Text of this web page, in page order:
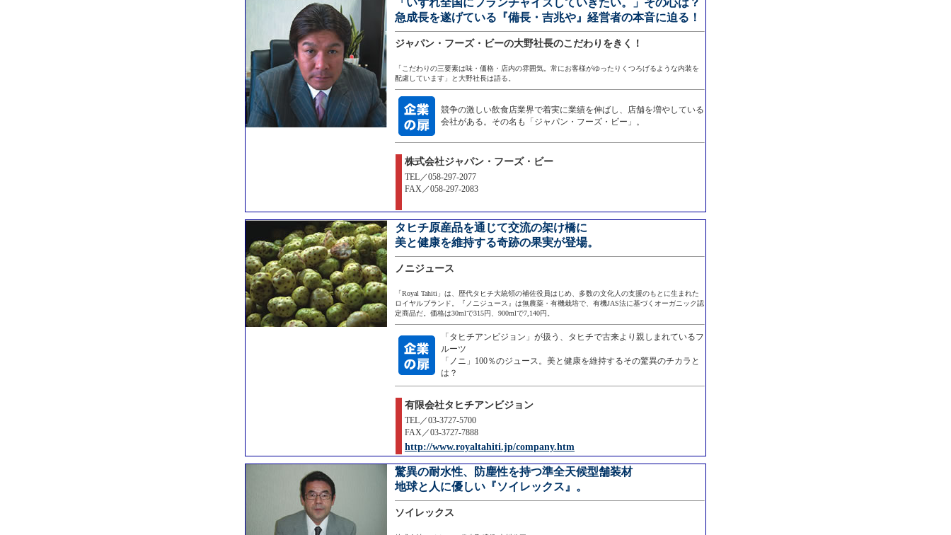
「いずれ全国にフランチャイズしていきたい。」その心は？
急成長を遂げている『備長・吉兆や』経営者の本音に迫る！
ジャパン・フーズ・ビーの大野社長のこだわりをきく！
「こだわりの三要素は味・価格・店内の雰囲気。常にお客様がゆったりくつろげるような内装を
配慮しています」と大野社長は語る。
競争の激しい飲食店業界で着実に業績を伸ばし、店舗を増やしている
会社がある。その名も「ジャパン・フーズ・ビー」。
株式会社ジャパン・フーズ・ビー
TEL／058-297-2077
FAX／058-297-2083
タヒチ原産品を通じて交流の架け橋に
美と健康を維持する奇跡の果実が登場。
ノニジュース
「Royal Tahiti」は、歴代タヒチ大統領の補佐役員はじめ、多数の文化人の支援のもとに生まれた
ロイヤルブランド。『ノニジュース』は無農薬・有機栽培で、有機JAS法に基づくオーガニック認
定商品だ。価格は30mlで315円、900mlで7,140円。
「タヒチアンビジョン」が扱う、タヒチで古来より親しまれているフ
ルーツ
「ノニ」100％のジュース。美と健康を維持するその驚異のチカラと
は？
有限会社タヒチアンビジョン
TEL／03-3727-5700
FAX／03-3727-7888
http://www.royaltahiti.jp/company.htm
驚異の耐水性、防塵性を持つ準全天候型舗装材
地球と人に優しい『ソイレックス』。
ソイレックス